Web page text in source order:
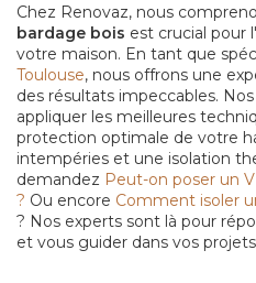
Chez Renovaz, nous
bardage bois est crucial pour
votre maison. En tant que
Toulouse, nous offrons une
des résultats impeccables.
appliquer les meilleures
protection optimale de votre
intempéries et une isolation
demandez Peut-on poser un
? Ou encore Comment isoler
? Nos experts sont là pour
et vous guider dans vos